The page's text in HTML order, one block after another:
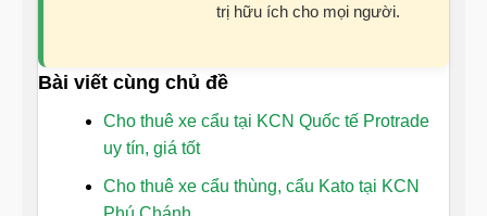
trị hữu ích cho mọi người.
Bài viết cùng chủ đề
Cho thuê xe cẩu tại KCN Quốc tế Protrade
uy tín, giá tốt
Cho thuê xe cẩu thùng, cẩu Kato tại KCN